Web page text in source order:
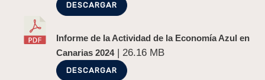
DESCARGAR
Informe de la Actividad de la Economía Azul en
Canarias 2024| 26.16 MB
DESCARGAR